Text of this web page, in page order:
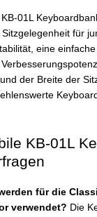
01L
für
eine
der Breite der
KB-01L
für die
verwendet? Die